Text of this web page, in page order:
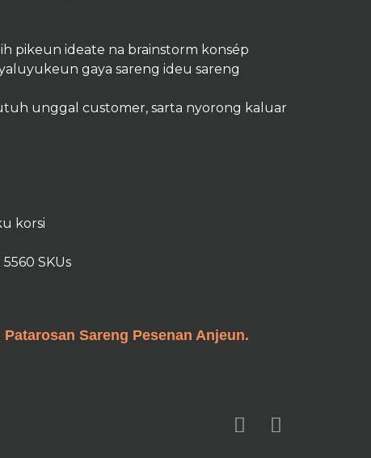
pikeun ideate na brainstorm konsép
gaya sareng ideu sareng
unggal customer, sarta nyorong kaluar
korsi
SKUs
Sareng Pesenan Anjeun.